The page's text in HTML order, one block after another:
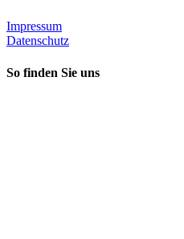
Impressum
Datenschutz
So finden Sie uns